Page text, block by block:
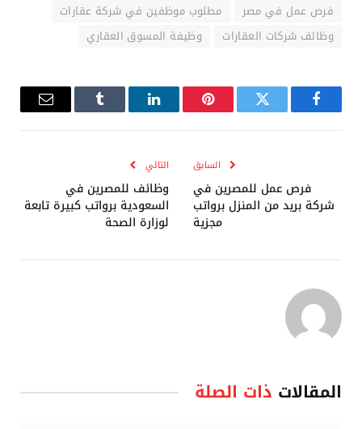
فرص عمل في مصر
مطلوب موظفين في شركة عقارات
وظائف شركات العقارات
وظيفة المسوق العقاري
فيسبوك تويتر بينتيريستلينكدإن Tumblr
البريد
السابق
فرص عمل للمصرين في
شركة بريد من المنزل برواتب
مجزية
التالي
وظائف للمصرين في
السعودية برواتب كبيرة تابعة
لوزارة الصحة
المقالات ذات الصلة